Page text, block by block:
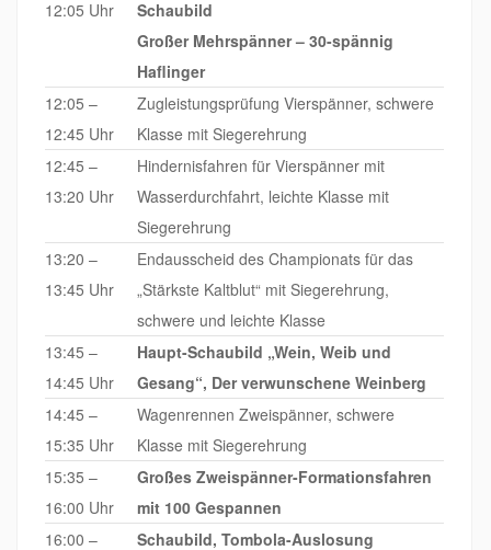
12:05 Uhr
Schaubild
Großer Mehrspänner – 30-spännig
Haflinger
12:05 –
12:45 Uhr
Zugleistungsprüfung Vierspänner, schwere
Klasse mit Siegerehrung
12:45 –
13:20 Uhr
Hindernisfahren für Vierspänner mit
Wasserdurchfahrt, leichte Klasse mit
Siegerehrung
13:20 –
13:45 Uhr
Endausscheid des Championats für das
„Stärkste Kaltblut“ mit Siegerehrung,
schwere und leichte Klasse
13:45 –
14:45 Uhr
Haupt-Schaubild „Wein, Weib und
Gesang“, Der verwunschene Weinberg
14:45 –
15:35 Uhr
Wagenrennen Zweispänner, schwere
Klasse mit Siegerehrung
15:35 –
16:00 Uhr
Großes Zweispänner-Formationsfahren
mit 100 Gespannen
16:00 –
Schaubild, Tombola-Auslosung